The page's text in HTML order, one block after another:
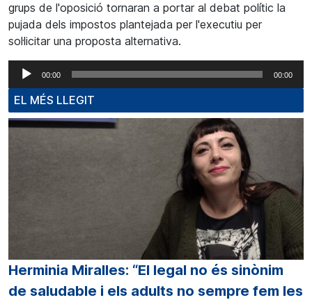
grups de l'oposició tornaran a portar al debat polític la
pujada dels impostos plantejada per l'executiu per
sol·licitar una proposta alternativa.
Reproductor
d'àudio
00:00 00:00
EL MÉS LLEGIT
Herminia Miralles: “El legal no és sinònim
de saludable i els adults no sempre fem les